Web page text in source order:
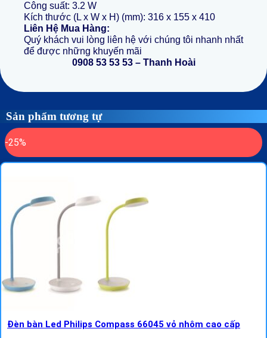
Công suất: 3.2 W
Kích thước (L x W x H) (mm): 316 x 155 x 410
Liên Hệ Mua Hàng:
Quý khách vui lòng liên hệ với chúng tôi nhanh nhất
để được những khuyến mãi
0908 53 53 53 – Thanh Hoài
Sản phẩm tương tự
-25%
Đèn bàn Led Philips Compass 66045 vỏ nhôm cao cấp